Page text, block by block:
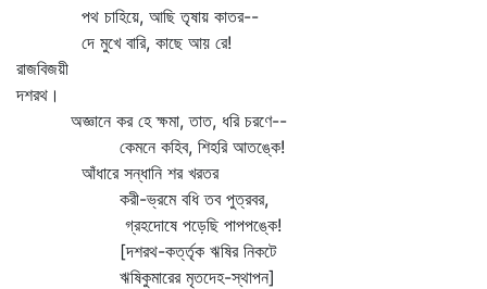
পথ চাহিয়ে, আছি তৃষায় কাতর--
দে মুখে বারি, কাছে আয় রে!
রাজবিজয়ী
দশরথ।
অজ্ঞানে কর হে ক্ষমা, তাত, ধরি চরণে--
কেমনে কহিব, শিহরি আতঙ্কে!
আঁধারে সন্ধানি শর খরতর
করী-ভ্রমে বধি তব পুত্রবর,
গ্রহদোষে পড়েছি পাপপঙ্কে!
[দশরথ-কর্ত্তৃক ঋষির নিকটে
ঋষিকুমারের মৃতদেহ-স্থাপন]